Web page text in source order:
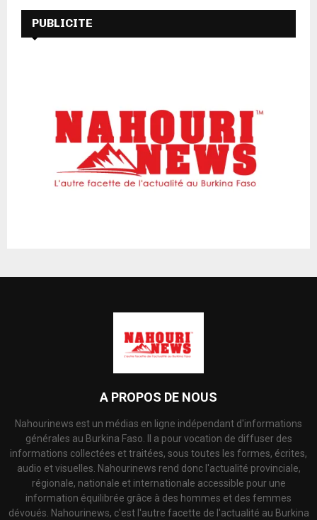
PUBLICITE
A PROPOS DE NOUS
Nahourinews est un médias en ligne indépendant d'informations
générales au Burkina Faso. Il a pour vocation de diffuser des
informations collectées et traitées, sous toutes les formes, écrites,
audio et visuelles. Nahourinews rend donc l'actualité provinciale,
régionale, nationale et internationale accessible pour une
information équilibrée grâce à des hommes et des femmes
dévoués. Nahourinews, c'est l'autre facette de l'actualité au Burkina